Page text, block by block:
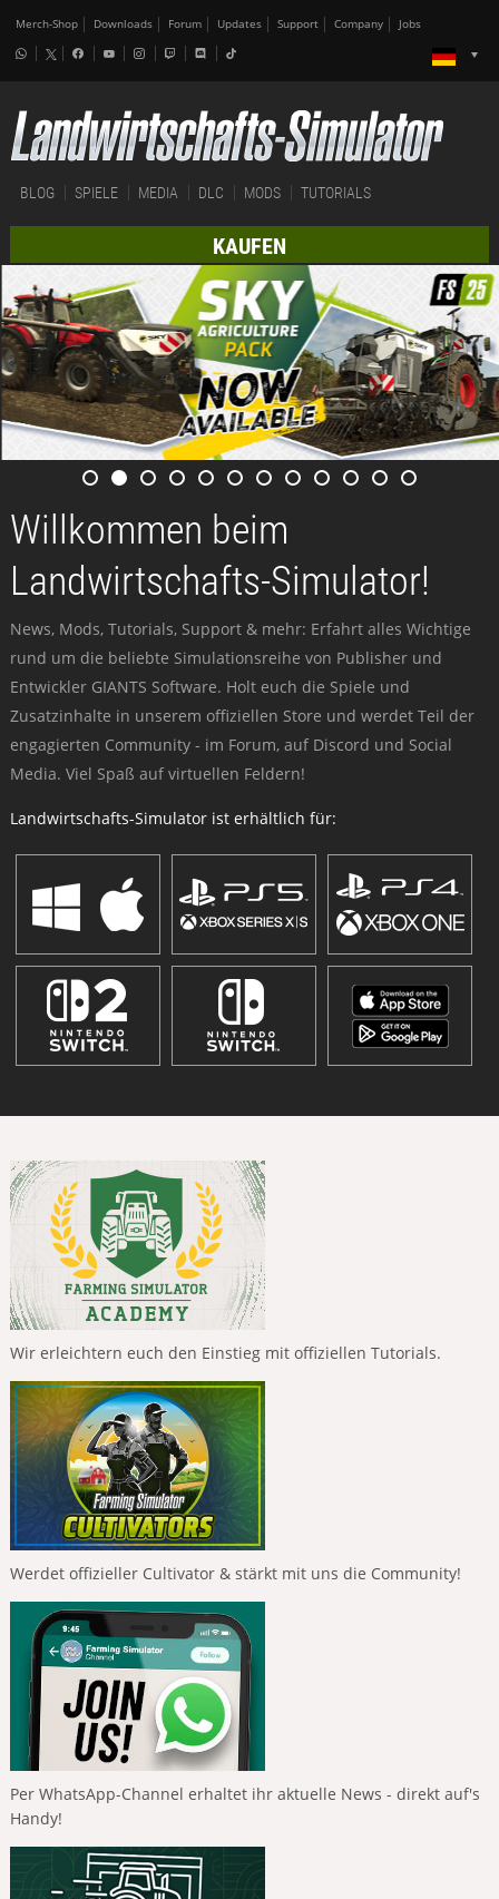
Merch-Shop Downloads Forum Updates Support Company Jobs
BLOG SPIELE MEDIA DLC MODS TUTORIALS
KAUFEN
Willkommen beim
Landwirtschafts-Simulator!
News, Mods, Tutorials, Support & mehr: Erfahrt alles Wichtige
rund um die beliebte Simulationsreihe von Publisher und
Entwickler GIANTS Software. Holt euch die Spiele und
Zusatzinhalte in unserem offiziellen Store und werdet Teil der
engagierten Community - im Forum, auf Discord und Social
Media. Viel Spaß auf virtuellen Feldern!
Landwirtschafts-Simulator ist erhältlich für:
Wir erleichtern euch den Einstieg mit offiziellen Tutorials.
Werdet offizieller Cultivator & stärkt mit uns die Community!
Per WhatsApp-Channel erhaltet ihr aktuelle News - direkt auf's
Handy!